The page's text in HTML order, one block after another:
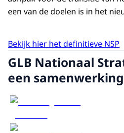
een van de doelen is in het
Bekijk hier het definitieve NSP
GLB Nationaal
een